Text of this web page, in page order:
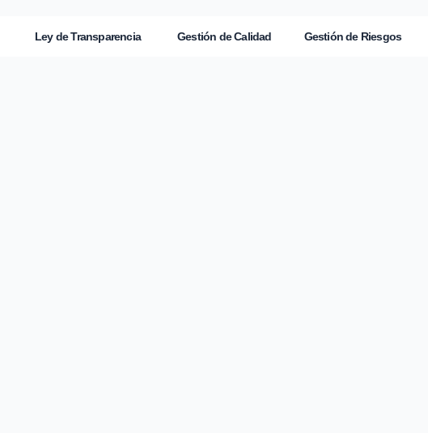
Ley de Transparencia Gestión de Calidad Gestión de Riesgos